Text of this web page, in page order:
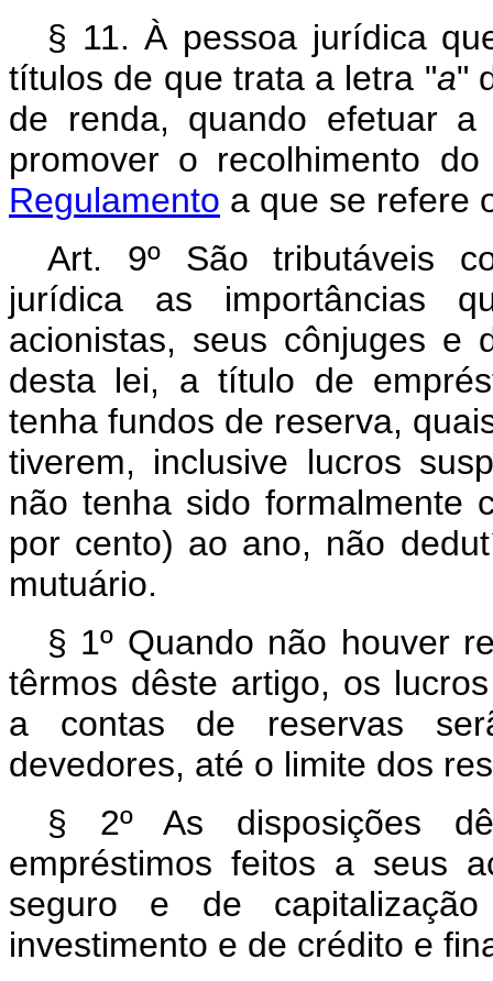
§ 11. À pessoa jurídica
títulos de que trata a letra "a"
de renda, quando efetuar
promover o recolhimento
Regulamento a que se refere
Art. 9º São tributáveis
jurídica as importâncias
acionistas, seus cônjuges e
desta lei, a título de
tenha fundos de reserva,
tiverem, inclusive lucros
não tenha sido formalmente
por cento) ao ano, não
mutuário.
§ 1º Quando não houver
têrmos dêste artigo, os
a contas de reservas
devedores, até o limite dos
§ 2º As disposições
empréstimos feitos a seus
seguro e de
investimento e de crédito e